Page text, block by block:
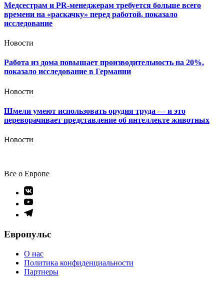
Медсестрам и PR-менеджерам требуется больше всего
времени на «раскачку» перед работой, показало
исследование
Новости
Работа из дома повышает производительность на 20%,
показало исследование в Германии
Новости
Шмели умеют использовать орудия труда — и это
переворачивает представление об интеллекте животных
Новости
Все о Европе
Элемент
меню
Элемент
меню
Элемент
Европульс
О нас
Политика конфиденциальности
Партнеры